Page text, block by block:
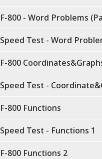
F-800 - Word Problems
Speed Test - Word
F-800
Speed Test -
F-800 Functions
Speed Test - Functions 1
F-800 Functions 2